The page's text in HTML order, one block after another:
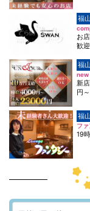
福
お
歓
福
new
新
円～
福
フ
19